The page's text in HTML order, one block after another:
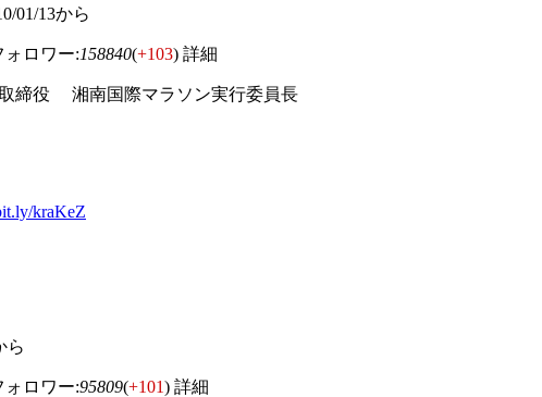
01/13から
ロワー:158840(+103) 詳細
締役 湘南国際マラソン実行委員長
kraKeZ
ら
ロワー:95809(+101) 詳細